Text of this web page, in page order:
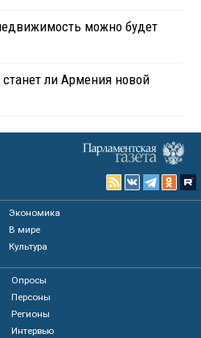
можно будет
станет ли Армения новой
Экономика
В мире
Культура
Опросы
Персоны
Регионы
Интервью